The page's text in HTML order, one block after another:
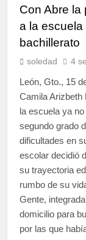
Con Abre la
a la escuela
bachillerato
soledad 4
León, Gto., 15
Camila Arizbeth
la escuela ya
segundo grado
dificultades en
escolar decidió
su trayectoria
rumbo de su
Gente,
domicilio para
por las que